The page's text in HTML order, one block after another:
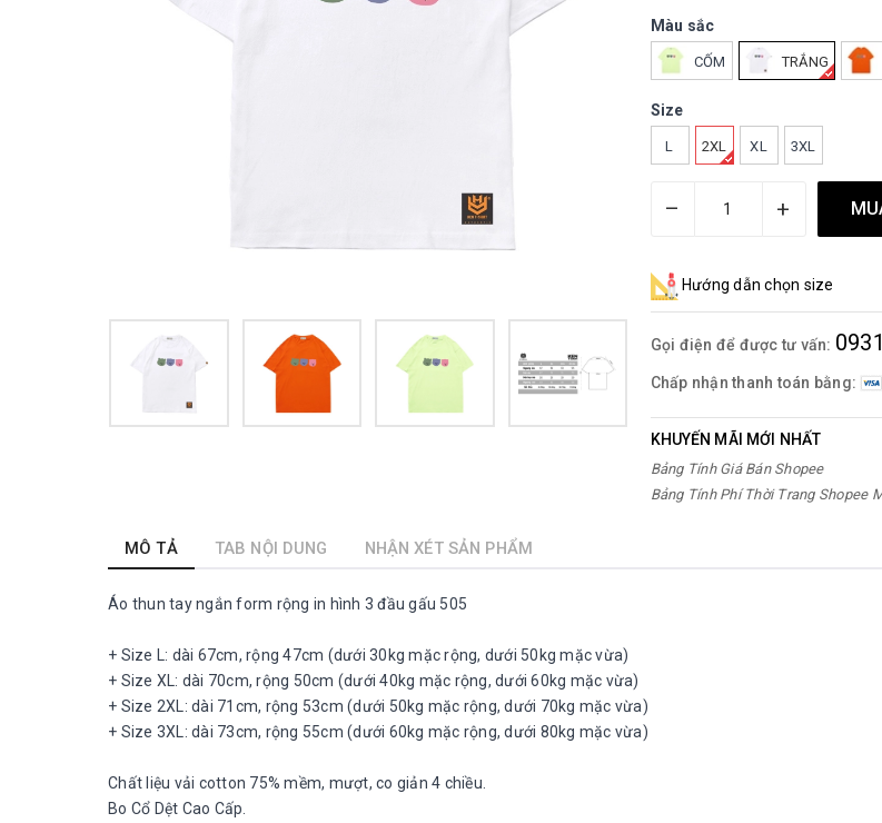
Màu sắc
CỐM TRẮNG
Size
L 2XL XL 3XL
– +
Hướng dẫn chọn size
Gọi điện để được tư vấn:
Chấp nhận thanh toán bằng:
KHUYẾN MÃI MỚI NHẤT
Bảng Tính Giá Bán Shopee
Bảng Tính Phí Thời Trang Shopee
MÔ TẢ TAB NỘI DUNG NHẬN XÉT SẢN PHẨM
Áo thun tay ngắn form rộng in hình 3 đầu gấu 505
+ Size L: dài 67cm, rộng 47cm (dưới 30kg mặc rộng, dưới 50kg mặc vừa)
+ Size XL: dài 70cm, rộng 50cm (dưới 40kg mặc rộng, dưới 60kg mặc vừa)
+ Size 2XL: dài 71cm, rộng 53cm (dưới 50kg mặc rộng, dưới 70kg mặc vừa)
+ Size 3XL: dài 73cm, rộng 55cm (dưới 60kg mặc rộng, dưới 80kg mặc vừa)
Chất liệu vải cotton 75% mềm, mượt, co giản 4 chiều.
Bo Cổ Dệt Cao Cấp.